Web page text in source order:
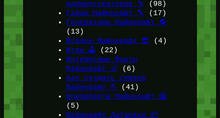
администраторов 🔧
(98)
Гайды Майнкрафт 🔨
(17)
Генераторы Майнкрафт 🔁
(13)
Игроки Майнкрафт 😎 (4)
Игры 🕹️ (22)
Интересные Факты
Майнкрафт 💡(6)
Как создать сервер
Майнкрафт ⛏️ (41)
Крипипаста Майнкрафт 😱
(5)
Майнкрафт Датапаки 📦